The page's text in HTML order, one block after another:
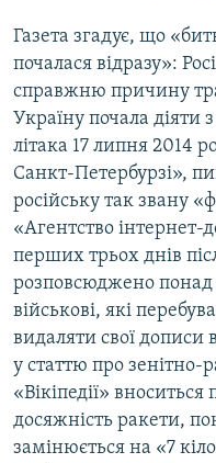
Газета згадує, що
почалася відразу»:
справжню причину
Україну почала діяти
літака 17 липня 2014
Санкт-Петербурзі»,
російську так звану
«Агентство інтернет-
перших трьох днів
розповсюджено понад
військові, які
видаляти свої
у статтю про
«Вікіпедії»
досяжність ракети,
замінюється на «7